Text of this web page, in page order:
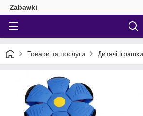
Zabawki
Товари та послуги Дитячі іграшки